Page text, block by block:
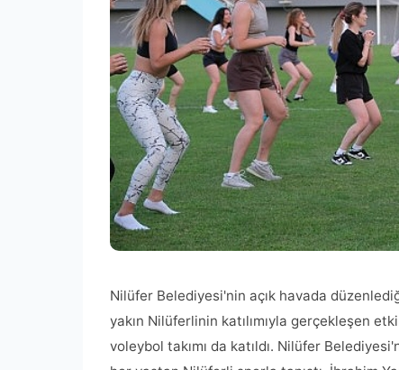
Nilüfer Belediyesi'nin açık havada
yakın Nilüferlinin katılımıyla gerçekleşen
voleybol takımı da katıldı. Nilüfer